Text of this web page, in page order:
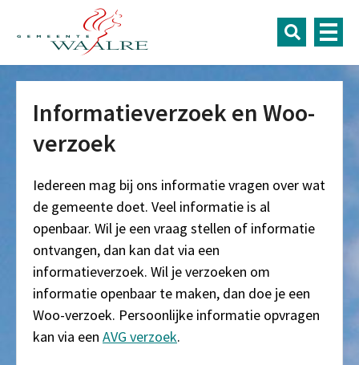
Informatieverzoek en Woo-
verzoek
Iedereen mag bij ons informatie vragen over wat
de gemeente doet. Veel informatie is al
openbaar. Wil je een vraag stellen of informatie
ontvangen, dan kan dat via een
informatieverzoek. Wil je verzoeken om
informatie openbaar te maken, dan doe je een
Woo-verzoek. Persoonlijke informatie opvragen
kan via een AVG verzoek.